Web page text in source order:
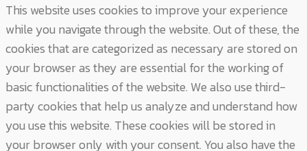
This website uses cookies to improve your experience
while you navigate through the website. Out of these, the
cookies that are categorized as necessary are stored on
your browser as they are essential for the working of
basic functionalities of the website. We also use third-
party cookies that help us analyze and understand how
you use this website. These cookies will be stored in
your browser only with your consent. You also have the